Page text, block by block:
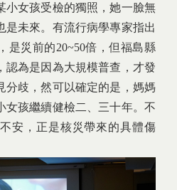
小女孩受檢的獨照，她一臉無
是未來。有流行病學專家指出
是災前的20~50倍，但福島縣
認為是因為大規模普查，才發
分歧，然可以確定的是，媽媽
女孩繼續健檢二、三十年。不
安，正是核災帶來的具體傷